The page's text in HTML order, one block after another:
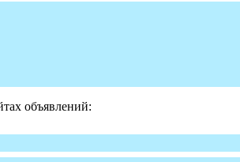
объявлений: